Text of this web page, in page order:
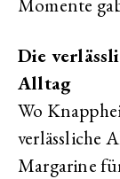
Momente
Die
Alltag
Wo
verlässliche
Margarine